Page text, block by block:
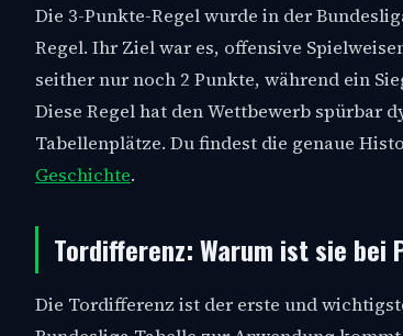
Die 3-Punkte-Regel wurde in der
Regel. Ihr Ziel war es, offensive
seither nur noch 2 Punkte, während ein
Diese Regel hat den Wettbewerb spürbar
Tabellenplätze. Du findest die genaue
Geschichte.
Tordifferenz: Warum ist sie
Die Tordifferenz ist der erste und